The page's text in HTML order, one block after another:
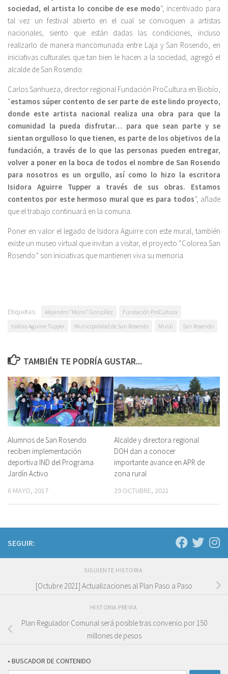
sociedad, el artista lo concibe de ese modo”, incentivado para
tal vez un festival abierto en el cual se convoquen a artistas
nacionales, siento que están dadas las condiciones, incluso
realizarlo de manera mancomunada entre Laja y San Rosendo, en
iniciativas culturales que tan bien le hacen a la sociedad, agregó el
alcalde de San Rosendo.
Carlos Sanhueza, director regional Fundación ProCultura en Biobío,
“estamos súper contento de ser parte de este lindo proyecto,
donde este artista nacional realiza una obra para que la
comunidad la pueda disfrutar… para que sean parte y se
sientan orgulloso lo que tienen, es parte de los objetivos de la
fundación, a través de lo que las personas pueden entregar,
volver a poner en la boca de todos el nombre de San Rosendo
para nosotros es un orgullo, así como lo hizo la escritora
Isidora Aguirre Tupper a través de sus obras. Estamos
contentos por este hermoso mural que es para todos”, añade
que el trabajo continuará en la comuna.
Poner en valor el legado de Isidora Aguirre con este mural, también
existe un museo virtual que invitan a visitar, el proyecto “Colorea San
Rosendo” son iniciativas que mantienen viva su memoria.
Etiquetas: Alejandro "Mono" González
Fundación ProCultura
Isidora Aguirre Tupper
Municipalidad de San Rosendo Mural San Rosendo
TAMBIÉN TE PODRÍA GUSTAR...
Alumnos de San Rosendo
reciben implementación
deportiva IND del Programa
Jardín Activo
6 MAYO, 2017
Alcalde y directora regional
DOH dan a conocer
importante avance en APR de
zona rural
29 OCTUBRE, 2021
SEGUIR:
SIGUIENTE HISTORIA
[Octubre 2021] Actualizaciones al Plan Paso a Paso
HISTORIA PREVIA
Plan Regulador Comunal será posible tras convenio por 150
millones de pesos
• BUSCADOR DE CONTENIDO